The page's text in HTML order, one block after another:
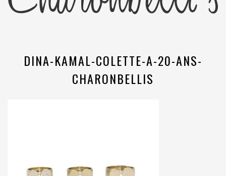
DINA-KAMAL-COLETTE-A-20-ANS-
CHARONBELLIS